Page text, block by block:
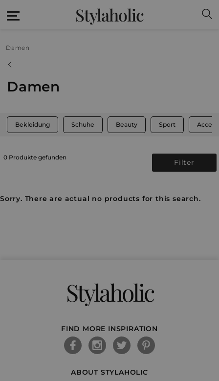
Stylaholic
Damen
Damen
Bekleidung Schuhe Beauty Sport
0 Produkte gefunden
Filter
Sorry. There are actual no products for this search.
Stylaholic
FIND MORE INSPIRATION
ABOUT STYLAHOLIC